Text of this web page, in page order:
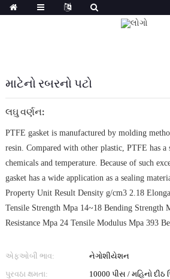
માટેનો રબરનો પટો
લઘુ વર્ણન:
PTFE gasket is manufactured by molding
resin. Compared with other plastic, PTFE has a
chemicals and temperature. Because of such
gasket has a wide application as a sealing
Property Unit Result Density g/cm3 2.18
Tensile Strength Mpa 14~18 Bending Strength
Resistance Mpa 24 Tensile Modulus Mpa 393
એફઓબી ભાવ:
નેગોશીયેશન
પુરવઠા ક્ષમતા:
10000 પીસ / મહિનો દીઠ